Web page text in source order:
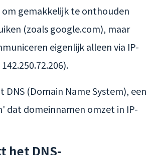
om gemakkelijk te onthouden
(zoals google.com), maar
eigenlijk alleen via IP-
DNS (Domain Name System), een
dat domeinnamen omzet in IP-
het DNS-